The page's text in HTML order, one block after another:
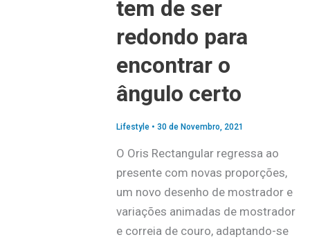
tem de ser
redondo para
encontrar o
ângulo certo
Lifestyle• 30 de Novembro, 2021
O Oris Rectangular regressa ao
presente com novas proporções,
um novo desenho de mostrador e
variações animadas de mostrador
e correia de couro, adaptando-se